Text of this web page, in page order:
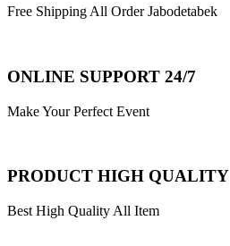
Free Shipping All Order Jabodetabek
ONLINE SUPPORT 24/7
Make Your Perfect Event
PRODUCT HIGH QUALITY
Best High Quality All Item